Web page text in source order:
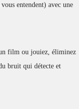
entendent) avec une
film ou jouiez, éliminez
bruit qui détecte et